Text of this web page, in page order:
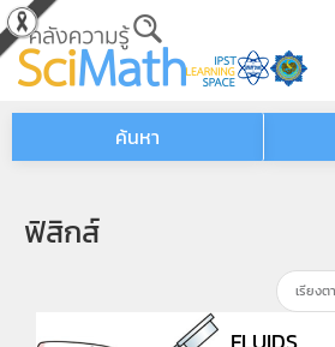
Skip to main content
ค้นหา
ฟิสิกส์